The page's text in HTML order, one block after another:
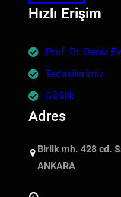
Hızlı Erişim
Prof. Dr. Deniz
Tedavilerimiz
Gizlilik
Adres
Birlik mh. 428 cd.
ANKARA